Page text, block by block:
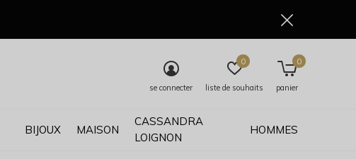
BIJOUX MAISON
CASSANDRA
LOIGNON
HOMMES
se connecter liste de souhaits
0
panier
0